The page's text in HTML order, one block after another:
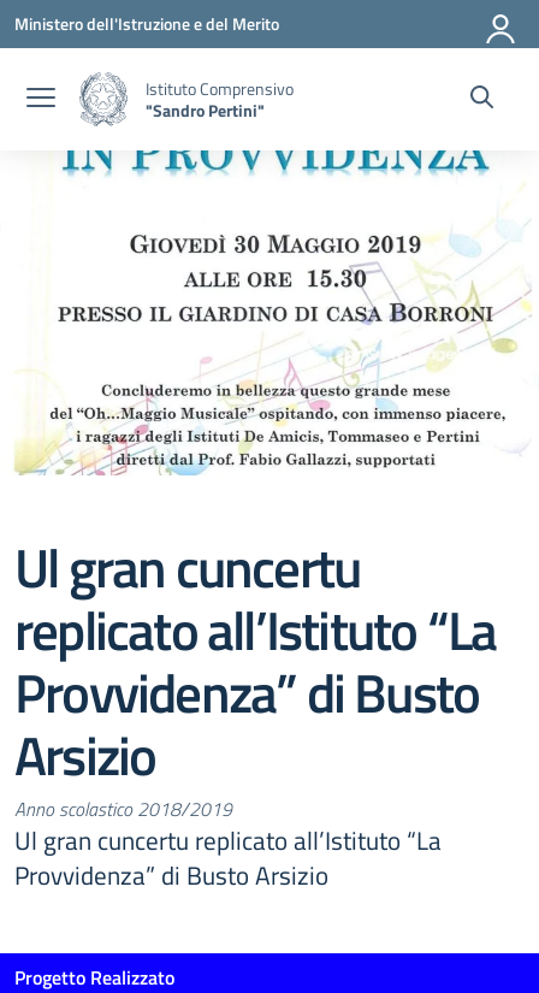
Vai ai contenuti
Vai al menu di navigazione
Vai al footer
Ministero dell'Istruzione e del Merito
Istituto Comprensivo
"Sandro Pertini"
Ul gran cuncertu
replicato all’Istituto “La
Provvidenza” di Busto
Arsizio
Anno scolastico 2018/2019
Ul gran cuncertu replicato all’Istituto “La
Provvidenza” di Busto Arsizio
Progetto Realizzato